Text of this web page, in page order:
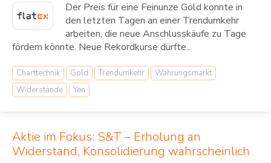
Der Preis für eine Feinunze Gold konnte in
den letzten Tagen an einer Trendumkehr
arbeiten, die neue Anschlusskäufe zu Tage
fördern könnte. Neue Rekordkurse dürfte...
Charttechnik Gold Trendumkehr
Währungsmarkt
Widerstände
Yen
Aktie im Fokus: S&T – Erholung an
Widerstand, Konsolidierung wahrscheinlich